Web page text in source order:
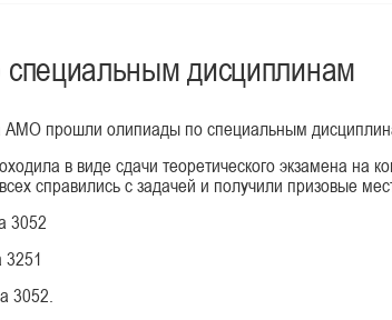
дисциплинам
прошли олипиады по специальным
в виде сдачи теоретического экзамена на
справились с задачей и получили призовые
3052
3251
3052.